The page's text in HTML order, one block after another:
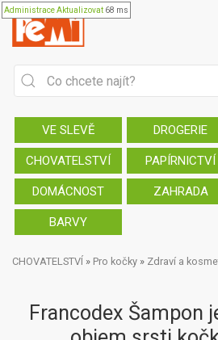
AdministraceAktualizovat 68 ms
VE SLEVĚ DROGERIE
CHOVATELSTVÍ PAPÍRNICTVÍ
DOMÁCNOST ZAHRADA
BARVY
CHOVATELSTVÍ » Pro kočky » Zdraví a
Francodex Šampon